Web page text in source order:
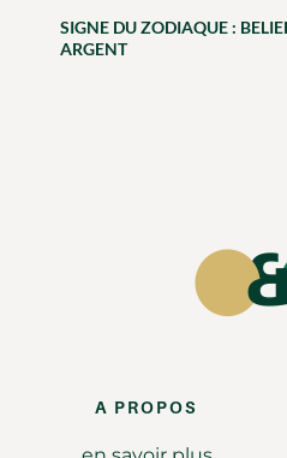
SIGNE DU ZODIAQUE :
ARGENT
A PROPOS